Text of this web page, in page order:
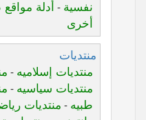
نفسية - أدلة
أخرى
منتديات
منتديات إسلاميه -
منتديات سياسيه -
طبيه - منتديات